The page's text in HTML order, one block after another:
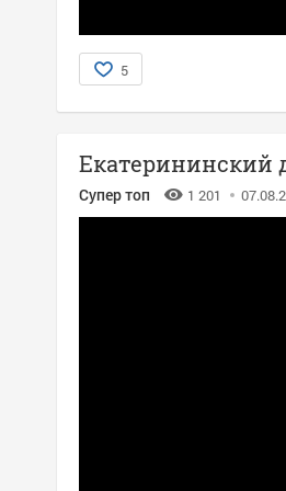
5
Екатерининский
Супер топ 1 201